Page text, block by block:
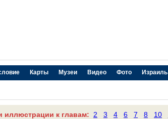
Карты Музеи Видео Фото Израиль
иллюстрации к главам: 2 3 4 6 7 8 10